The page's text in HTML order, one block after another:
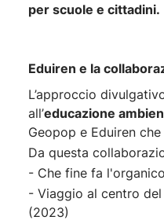
per scuole e cittadini.
Eduiren e la
L’approccio
all’educazione
Geopop e Eduiren
Da questa
- Che fine fa
- Viaggio al centro
(2023)